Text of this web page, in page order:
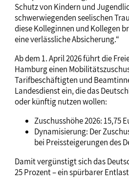
Schutz von Kindern und
schwerwiegenden seelischen
diese Kolleginnen und Kollegen
eine verlässliche Absicherung.“
Ab dem 1. April 2026 führt die
Hamburg einen
Tarifbeschäftigten und
Landesdienst ein, die das
oder künftig nutzen wollen:
Zuschusshöhe 2026: 15,75
Dynamisierung: Der
bei Preissteigerungen des
Damit vergünstigt sich das
25 Prozent – ein spürbarer